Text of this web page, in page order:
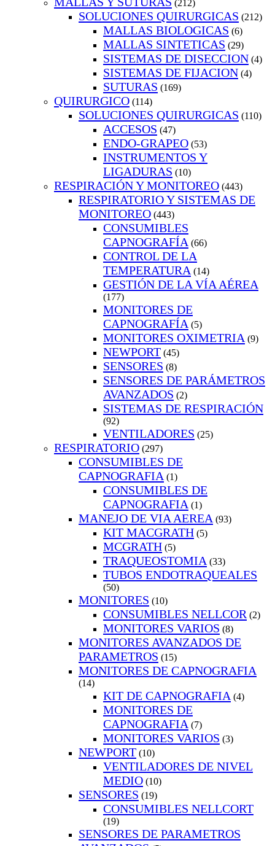
(212)
SOLUCIONES QUIRURGICAS (212)
MALLAS BIOLOGICAS (6)
MALLAS SINTETICAS (29)
SISTEMAS DE DISECCION (4)
SISTEMAS DE FIJACION (4)
SUTURAS (169)
QUIRURGICO (114)
SOLUCIONES QUIRURGICAS (110)
ACCESOS (47)
ENDO-GRAPEO (53)
INSTRUMENTOS Y
LIGADURAS (10)
RESPIRACIÓN Y MONITOREO (443)
RESPIRATORIO Y SISTEMAS DE
MONITOREO (443)
CONSUMIBLES
CAPNOGRAFÍA (66)
CONTROL DE LA
TEMPERATURA (14)
GESTIÓN DE LA VÍA AÉREA
(177)
MONITORES DE
CAPNOGRAFÍA (5)
MONITORES OXIMETRIA (9)
NEWPORT (45)
SENSORES (8)
SENSORES DE PARÁMETROS
AVANZADOS (2)
SISTEMAS DE RESPIRACIÓN
(92)
VENTILADORES (25)
RESPIRATORIO (297)
CONSUMIBLES DE
CAPNOGRAFIA (1)
CONSUMIBLES DE
CAPNOGRAFIA (1)
MANEJO DE VIA AEREA (93)
KIT MACGRATH (5)
MCGRATH (5)
TRAQUEOSTOMIA (33)
TUBOS ENDOTRAQUEALES
(50)
MONITORES (10)
CONSUMIBLES NELLCOR (2)
MONITORES VARIOS (8)
MONITORES AVANZADOS DE
PARAMETROS (15)
MONITORES DE CAPNOGRAFIA
(14)
KIT DE CAPNOGRAFIA (4)
MONITORES DE
CAPNOGRAFIA (7)
MONITORES VARIOS (3)
NEWPORT (10)
VENTILADORES DE NIVEL
MEDIO (10)
SENSORES (19)
CONSUMIBLES NELLCORT
(19)
SENSORES DE PARAMETROS